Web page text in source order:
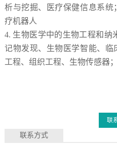
析与挖掘、医疗保健信息系
疗机器人
4. 生物医学中的生物工程和纳
记物发现、生物医学智能、
工程、组织工程、生物传感器
联
联系方式